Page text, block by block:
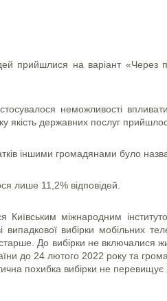
прийшлися на варіант «Через
неможливості
якість державних послуг
іншими громадянами було
лише 11,2% відповідей.
Київським міжнародним
вибірки мобільних
старше. До вибірки не включалися
до 24 лютого 2022 року та
похибка вибірки не перевищує